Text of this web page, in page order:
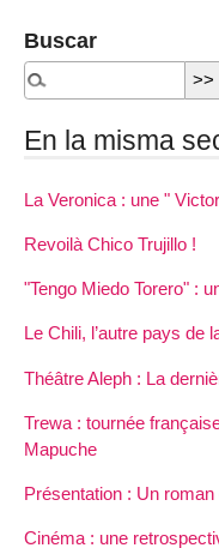
Buscar
En la misma
La Veronica : une "
Revoilà Chico Trujillo !
"Tengo Miedo Torero" :
Le Chili, l’autre pays de
Théâtre Aleph : La
Trewa : tournée
Mapuche
Présentation : Un
Cinéma : une